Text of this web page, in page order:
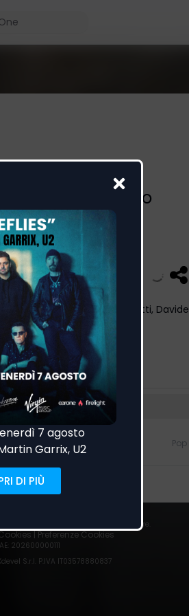
Canzone
chiamamifaro
Gori, Leonardo Grillotti, Davide
Pop
centinaia di emittenti italiane ed estere.
|Preferenze Cookies
: 202600000111
S.r.l. P.IVA IT03578880837